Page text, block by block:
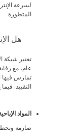
لسرعة
المتطورة.
هل
تعتبر شبكة
عام، مع
تمارس فيها
التقييد.
المواد
صارمة وتحظر